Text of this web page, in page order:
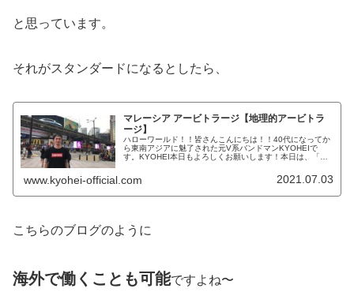
と思っています。
それがスタンダードになるとしたら、
マレーシア アービトラージ【地理的アービトラ
ージ】
ハローワールド！！皆さんこんにちは！！40代になってか
ら東南アジアに魅了された元V系バンドマンKYOHEIで
す。KYOHEI本日もよろしくお願いします！本日は、「地
www.kyohei-official.com 2021.07.03
こちらのブログのように
海外で働くことも可能ですよね〜